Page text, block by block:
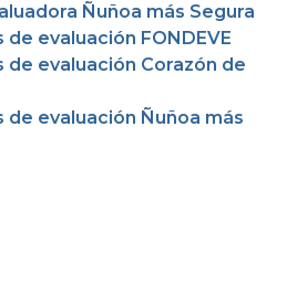
Ñuñoa más Segura
evaluación FONDEVE
de evaluación Corazón de
evaluación Ñuñoa más